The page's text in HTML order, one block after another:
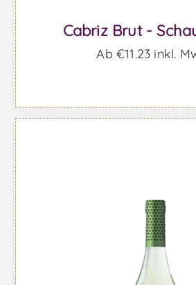
Cabriz Brut -
Ab €11,23 inkl.